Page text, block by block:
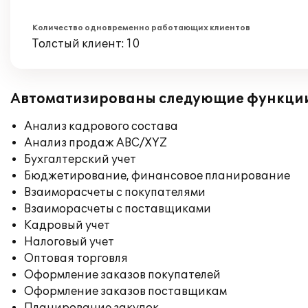
Количество одновременно работающих клиентов
Толстый клиент: 10
Автоматизированы следующие
Анализ кадрового состава
Анализ продаж ABC/XYZ
Бухгалтерский учет
Бюджетирование, финансовое планирование
Взаиморасчеты с покупателями
Взаиморасчеты с поставщиками
Кадровый учет
Налоговый учет
Оптовая торговля
Оформление заказов покупателей
Оформление заказов поставщикам